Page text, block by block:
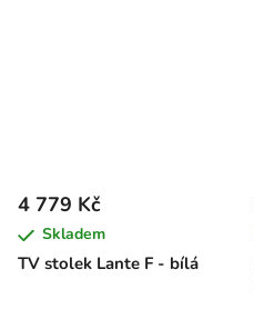
TV stolek Lante F - bílá
4 779 Kč
Skladem